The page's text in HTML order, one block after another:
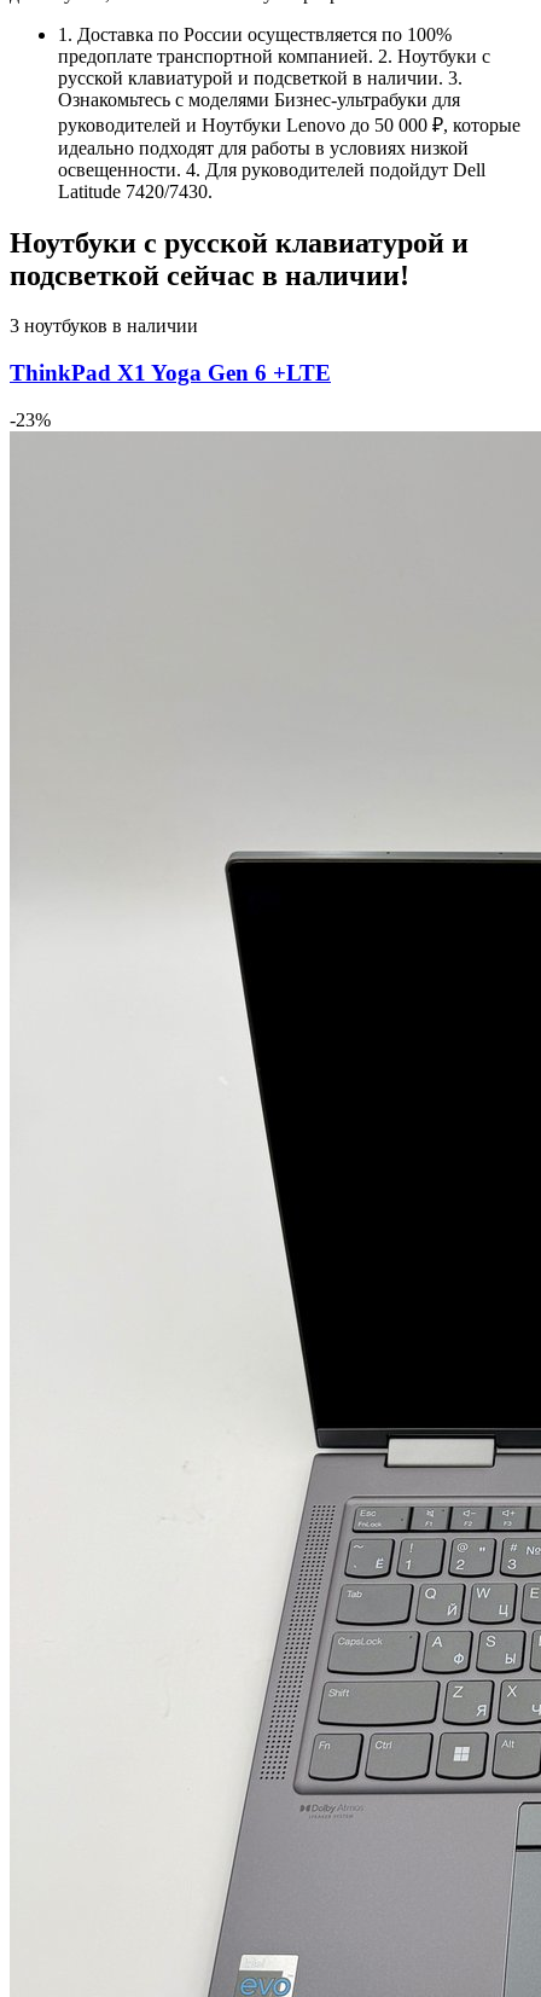
1. Доставка по России осуществляется по 100%
предоплате транспортной компанией. 2. Ноутбуки с
русской клавиатурой и подсветкой в наличии. 3.
Ознакомьтесь с моделями Бизнес-ультрабуки для
руководителей и Ноутбуки Lenovo до 50 000 ₽, которые
идеально подходят для работы в условиях низкой
освещенности. 4. Для руководителей подойдут Dell
Latitude 7420/7430.
Ноутбуки с русской клавиатурой и
подсветкой сейчас в наличии!
3 ноутбуков в наличии
ThinkPad X1 Yoga Gen 6 +LTE
-23%